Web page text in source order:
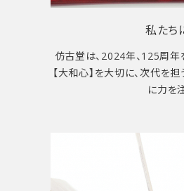
私たち
仿古堂は、2024年、125周年
【大和心】を大切に、次代を
に力を